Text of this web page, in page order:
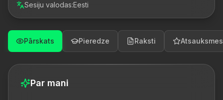
Sesiju valodas:Eesti
Pārskats Pieredze Raksti Atsauksmes
Par mani